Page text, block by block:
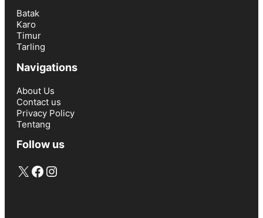
Batak
Karo
Timur
Tarling
Navigations
About Us
Contact us
Privacy Policy
Tentang
Follow us
X Facebook
Instagram